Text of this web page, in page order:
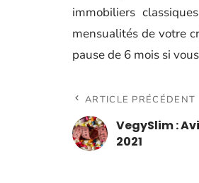
immobiliers
mensualités de votre
pause de 6 mois si
ARTICLE PRÉCÉDENT
VegySlim :
2021